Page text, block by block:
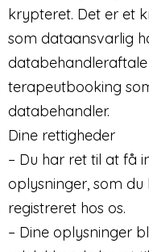
krypteret. Det er et
som dataansvarlig
terapeutbooking
databehandler.
Dine rettigheder
– Du har ret til at få
oplysninger, som du
registreret hos os.
– Dine oplysninger